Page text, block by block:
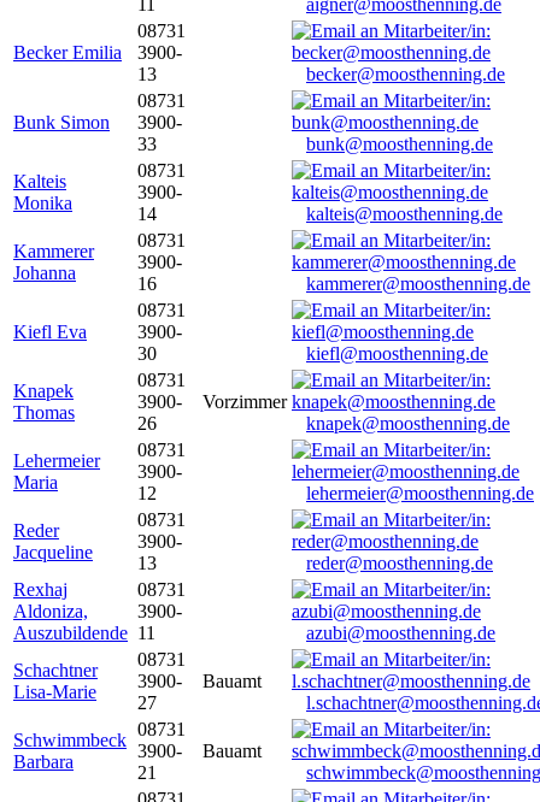
aigner@moosthenning.de
Becker Emilia
08731
3900-
13
becker@moosthenning.de
Bunk Simon
08731
3900-
33
bunk@moosthenning.de
Kalteis
Monika
08731
3900-
14
kalteis@moosthenning.de
Kammerer
Johanna
08731
3900-
16
kammerer@moosthenning.de
Kiefl Eva
08731
3900-
30
kiefl@moosthenning.de
Knapek
Thomas
08731
3900-
26
Vorzimmer
knapek@moosthenning.de
Lehermeier
Maria
08731
3900-
12
lehermeier@moosthenning.de
Reder
Jacqueline
08731
3900-
13
reder@moosthenning.de
Rexhaj
Aldoniza,
Auszubildende
08731
3900-
11
azubi@moosthenning.de
Schachtner
Lisa-Marie
08731
3900-
27
Bauamt
Schwimmbeck
Barbara
08731
3900-
21
Bauamt